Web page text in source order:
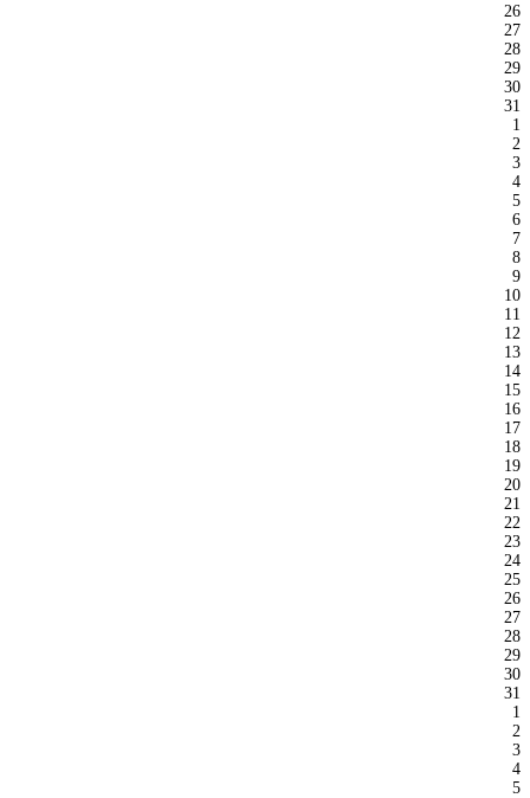
26
27
28
29
30
31
1
2
3
4
5
6
7
8
9
10
11
12
13
14
15
16
17
18
19
20
21
22
23
24
25
26
27
28
29
30
31
1
2
3
4
5